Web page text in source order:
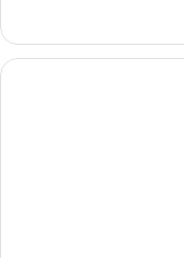
borgarsýn
herbergi
með
tvíbreiðu